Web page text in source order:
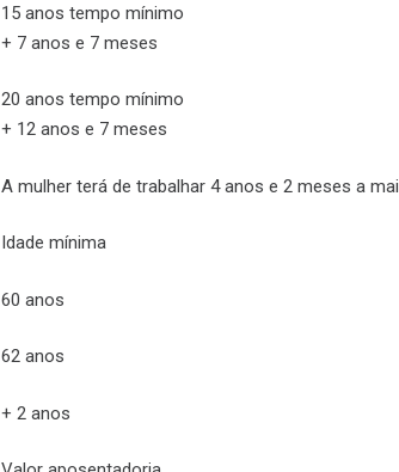
15 anos tempo mínimo
+ 7 anos e 7 meses
20 anos tempo mínimo
+ 12 anos e 7 meses
A mulher terá de trabalhar 4 anos e 2 meses a
Idade mínima
60 anos
62 anos
+ 2 anos